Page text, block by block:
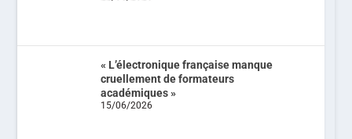
« L’électronique française manque
cruellement de formateurs
académiques »
15/06/2026